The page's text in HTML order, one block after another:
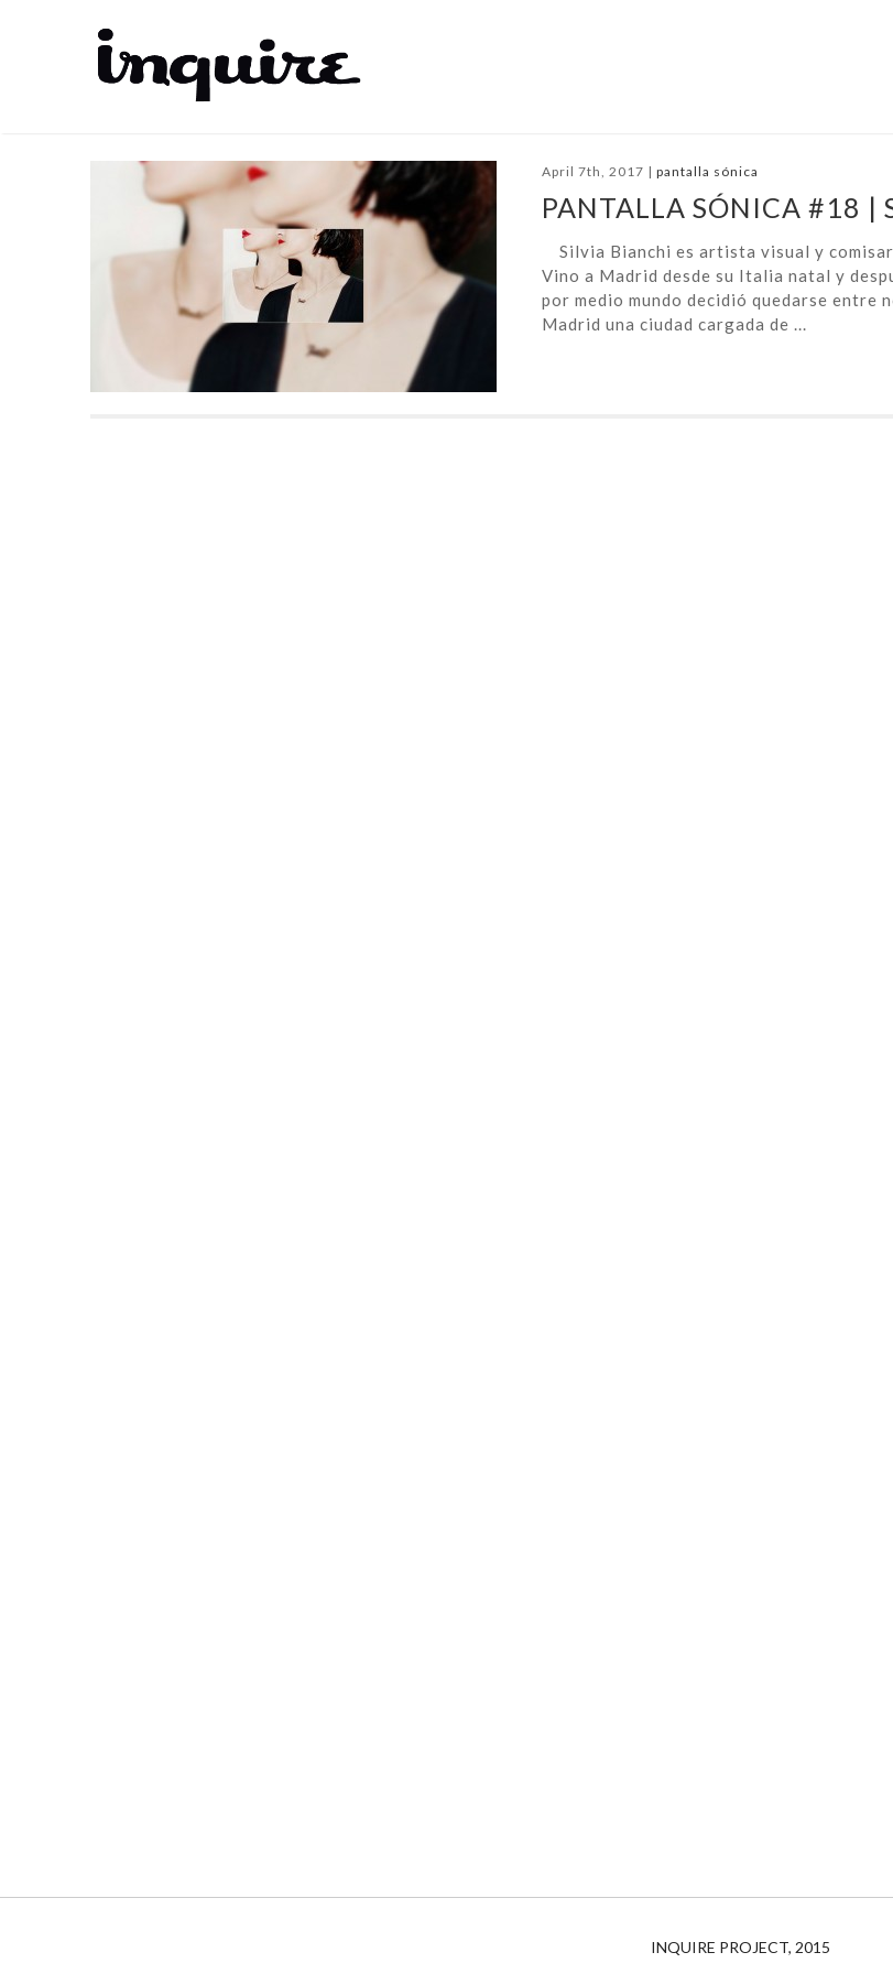
April 7th, 2017 | pantalla sónica
PANTALLA SÓNICA #18 |
Silvia Bianchi es artista visual y
Vino a Madrid desde su Italia natal y
por medio mundo decidió quedarse entre
Madrid una ciudad cargada de ...
INQUIRE PROJECT, 2015